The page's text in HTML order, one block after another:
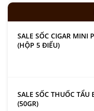
SALE SỐC CIGAR MINI
(HỘP 5 ĐIẾU)
SALE SỐC THUỐC TẨU
(50GR)